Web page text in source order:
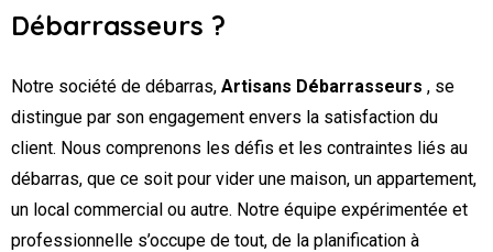
Débarrasseurs ?
Notre société de débarras, Artisans Débarrasseurs , se
distingue par son engagement envers la satisfaction du
client. Nous comprenons les défis et les contraintes liés au
débarras, que ce soit pour vider une maison, un appartement,
un local commercial ou autre. Notre équipe expérimentée et
professionnelle s’occupe de tout, de la planification à